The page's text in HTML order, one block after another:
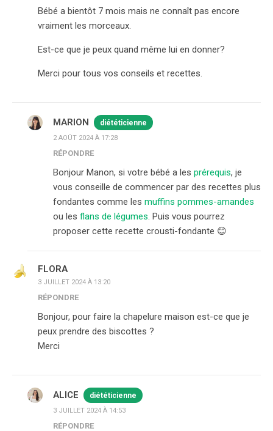
Bébé a bientôt 7 mois mais ne connaît pas encore
vraiment les morceaux.
Est-ce que je peux quand même lui en donner?
Merci pour tous vos conseils et recettes.
MARION diététicienne
2 AOÛT 2024 À 17:28
RÉPONDRE
Bonjour Manon, si votre bébé a les prérequis, je
vous conseille de commencer par des recettes plus
fondantes comme les muffins pommes-amandes
ou les flans de légumes. Puis vous pourrez
proposer cette recette crousti-fondante 😊
FLORA
3 JUILLET 2024 À 13:20
RÉPONDRE
Bonjour, pour faire la chapelure maison est-ce que je
peux prendre des biscottes ?
Merci
ALICE diététicienne
3 JUILLET 2024 À 14:53
RÉPONDRE